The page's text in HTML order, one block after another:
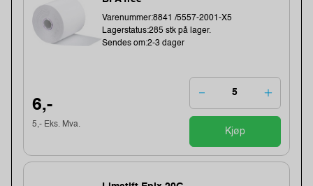
Varenummer:8841 /5557-2001-X5
Lagerstatus:285 stk på lager.
Sendes om:2-3 dager
6,-
5,- Eks. Mva.
Kjøp